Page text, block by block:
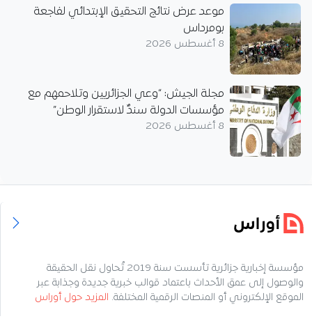
موعد عرض نتائج التحقيق الإبتدائي لفاجعة
بومرداس
8 أغسطس 2026
مجلة الجيش: “وعي الجزائريين وتلاحمهم مع
مؤسسات الدولة سندٌ لاستقرار الوطن”
8 أغسطس 2026
مؤسسة إخبارية جزائرية تأسست سنة 2019 تُحاول نقل الحقيقة
والوصول إلى عمق الأحداث باعتماد قوالب خبرية جديدة وجذابة عبر
الموقع الإلكتروني أو المنصات الرقمية المختلفة. المزيد حول أوراس